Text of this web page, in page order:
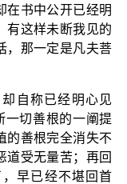
在书中公开已经明
有这样未断我见的
，那一定是凡夫菩
自称已经明心见
一切善根的一阐提
的善根完全消失不
道受无量苦；再回
早已经不堪回首